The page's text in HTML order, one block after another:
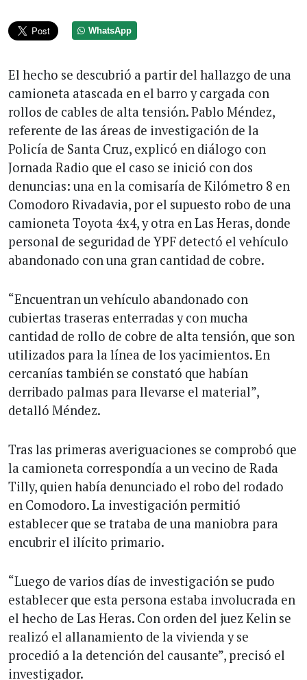
WhatsApp
El hecho se descubrió a partir del hallazgo de una
camioneta atascada en el barro y cargada con
rollos de cables de alta tensión. Pablo Méndez,
referente de las áreas de investigación de la
Policía de Santa Cruz, explicó en diálogo con
Jornada Radio que el caso se inició con dos
denuncias: una en la comisaría de Kilómetro 8 en
Comodoro Rivadavia, por el supuesto robo de una
camioneta Toyota 4x4, y otra en Las Heras, donde
personal de seguridad de YPF detectó el vehículo
abandonado con una gran cantidad de cobre.
“Encuentran un vehículo abandonado con
cubiertas traseras enterradas y con mucha
cantidad de rollo de cobre de alta tensión, que son
utilizados para la línea de los yacimientos. En
cercanías también se constató que habían
derribado palmas para llevarse el material”,
detalló Méndez.
Tras las primeras averiguaciones se comprobó que
la camioneta correspondía a un vecino de Rada
Tilly, quien había denunciado el robo del rodado
en Comodoro. La investigación permitió
establecer que se trataba de una maniobra para
encubrir el ilícito primario.
“Luego de varios días de investigación se pudo
establecer que esta persona estaba involucrada en
el hecho de Las Heras. Con orden del juez Kelin se
realizó el allanamiento de la vivienda y se
procedió a la detención del causante”, precisó el
investigador.